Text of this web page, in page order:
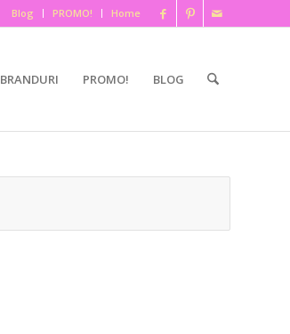
Blog PROMO! Home
BRANDURI PROMO! BLOG